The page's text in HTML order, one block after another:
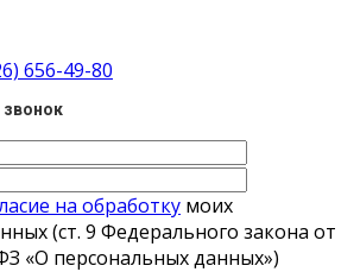
656-49-80
звонок
на обработку моих
(ст. 9 Федерального закона от
«О персональных данных»)